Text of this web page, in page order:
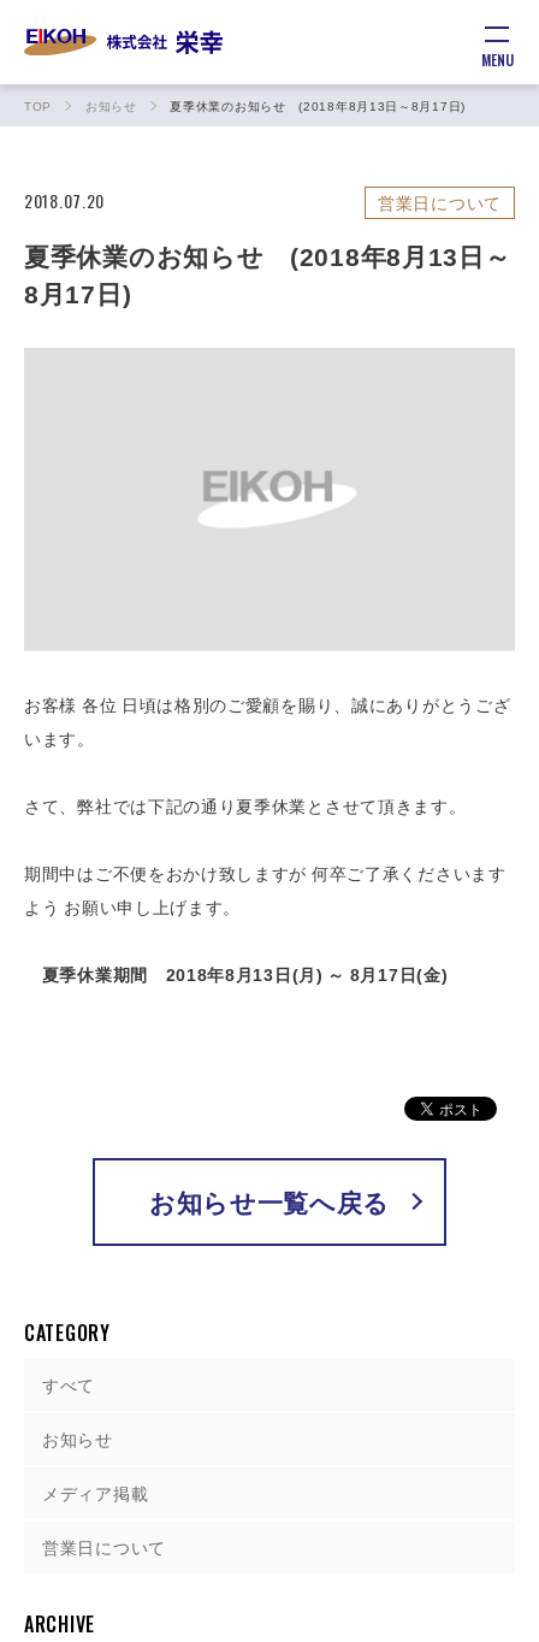
MENU
TOP お知らせ 夏季休業のお知らせ (2018年8月13日～8月17日)
2018.07.20 営業日について
夏季休業のお知らせ (2018年8月13日～
8月17日)
お客様 各位 日頃は格別のご愛顧を賜り、誠にありがとうござ
います。
さて、弊社では下記の通り夏季休業とさせて頂きます。
期間中はご不便をおかけ致しますが 何卒ご了承くださいます
よう お願い申し上げます。
夏季休業期間 2018年8月13日(月) ～ 8月17日(金)
お知らせ一覧へ戻る
CATEGORY
すべて
お知らせ
メディア掲載
営業日について
ARCHIVE